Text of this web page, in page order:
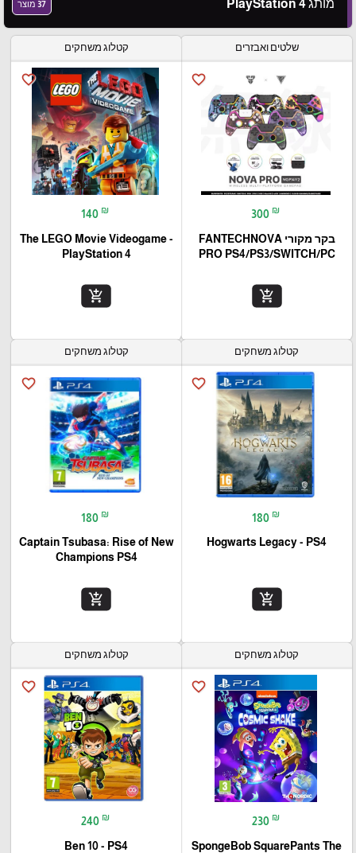
מותג PlayStation 4 37 מוצר
שלטים ואבזרים
favorite_border
300 ₪
בקר מקורי FANTECHNOVA
PRO PS4/PS3/SWITCH/PC
add_shopping_cart
קטלוג משחקים
favorite_border
140 ₪
The LEGO Movie Videogame -
PlayStation 4
add_shopping_cart
קטלוג משחקים
favorite_border
180 ₪
Hogwarts Legacy - PS4
add_shopping_cart
קטלוג משחקים
favorite_border
180 ₪
Captain Tsubasa: Rise of New
Champions PS4
add_shopping_cart
קטלוג משחקים
favorite_border
230 ₪
SpongeBob SquarePants The
קטלוג משחקים
favorite_border
240 ₪
Ben 10 - PS4